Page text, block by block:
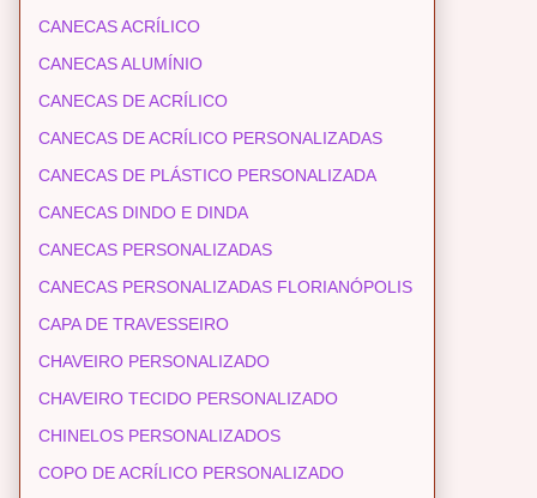
CANECAS ACRÍLICO
CANECAS ALUMÍNIO
CANECAS DE ACRÍLICO
CANECAS DE ACRÍLICO PERSONALIZADAS
CANECAS DE PLÁSTICO PERSONALIZADA
CANECAS DINDO E DINDA
CANECAS PERSONALIZADAS
CANECAS PERSONALIZADAS FLORIANÓPOLIS
CAPA DE TRAVESSEIRO
CHAVEIRO PERSONALIZADO
CHAVEIRO TECIDO PERSONALIZADO
CHINELOS PERSONALIZADOS
COPO DE ACRÍLICO PERSONALIZADO